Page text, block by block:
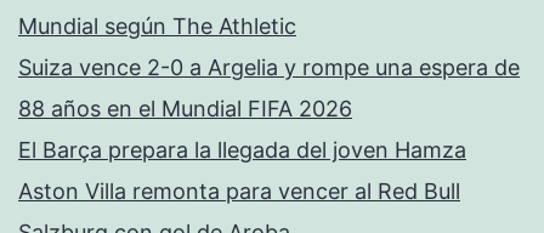
Mundial según The Athletic
Suiza vence 2-0 a Argelia y rompe una espera de
88 años en el Mundial FIFA 2026
El Barça prepara la llegada del joven Hamza
Aston Villa remonta para vencer al Red Bull